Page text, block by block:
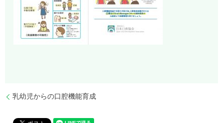
乳幼児からの口腔機能育成